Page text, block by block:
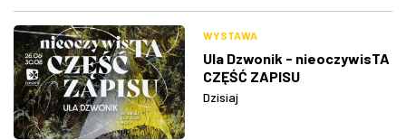
WYSTAWA
Ula Dzwonik - nieoczywisTA
CZĘŚĆ ZAPISU
Dzisiaj